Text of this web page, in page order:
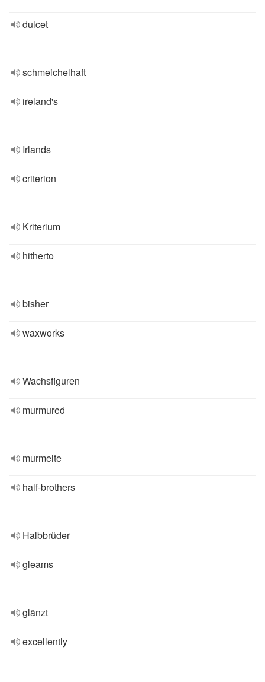
dulcet
schmeichelhaft
ireland's
Irlands
criterion
Kriterium
hitherto
bisher
waxworks
Wachsfiguren
murmured
murmelte
half-brothers
Halbbrüder
gleams
glänzt
excellently